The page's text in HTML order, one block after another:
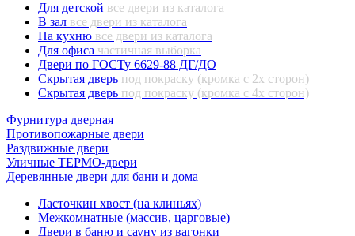
Для детской все двери из каталога
В зал все двери из каталога
На кухню все двери из каталога
Для офиса частичная выборка
Двери по ГОСТу 6629-88 ДГ/ДО
Скрытая дверь под покраску (кромка с 2х сторон)
Скрытая дверь под покраску (кромка с 4х сторон)
Фурнитура дверная
Противопожарные двери
Раздвижные двери
Уличные ТЕРМО-двери
Деревянные двери для бани и дома
Ласточкин хвост (на клиньях)
Межкомнатные (массив, царговые)
Двери в баню и сауну из вагонки